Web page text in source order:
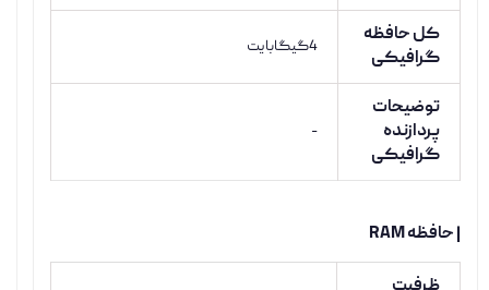
کل حافظه
گرافیکی
4گیگابایت
توضیحات
پردازنده
گرافیکی
-
| حافظه RAM